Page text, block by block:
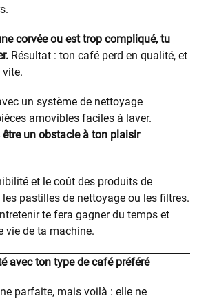
corvée ou est trop compliqué, tu
Résultat : ton café perd en qualité, et
vite.
un système de nettoyage
amovibles faciles à laver.
être un obstacle à ton plaisir
et le coût des produits de
pastilles de nettoyage ou les filtres.
te fera gagner du temps et
vie de ta machine.
avec ton type de café préféré
parfaite, mais voilà : elle ne